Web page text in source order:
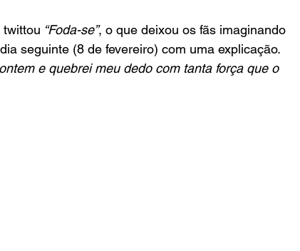
twittou “Foda-se”, o que deixou os fãs imaginando
seguinte (8 de fevereiro) com uma explicação.
e quebrei meu dedo com tanta força que o